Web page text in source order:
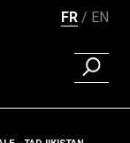
FR EN